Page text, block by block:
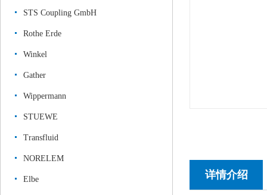
STS Coupling GmbH
Rothe Erde
Winkel
Gather
Wippermann
STUEWE
Transfluid
NORELEM
Elbe 详情介绍